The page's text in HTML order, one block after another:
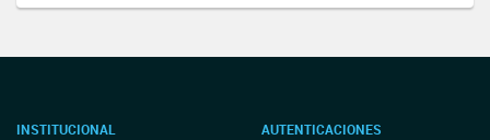
INSTITUCIONAL AUTENTICACIONES